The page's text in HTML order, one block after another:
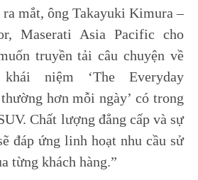
mắt, ông Takayuki Kimura –
Maserati Asia Pacific cho
truyền tải câu chuyện về
niệm ‘The Everyday
hơn mỗi ngày’ có trong
Chất lượng đẳng cấp và sự
đáp ứng linh hoạt nhu cầu sử
từng khách hàng.”